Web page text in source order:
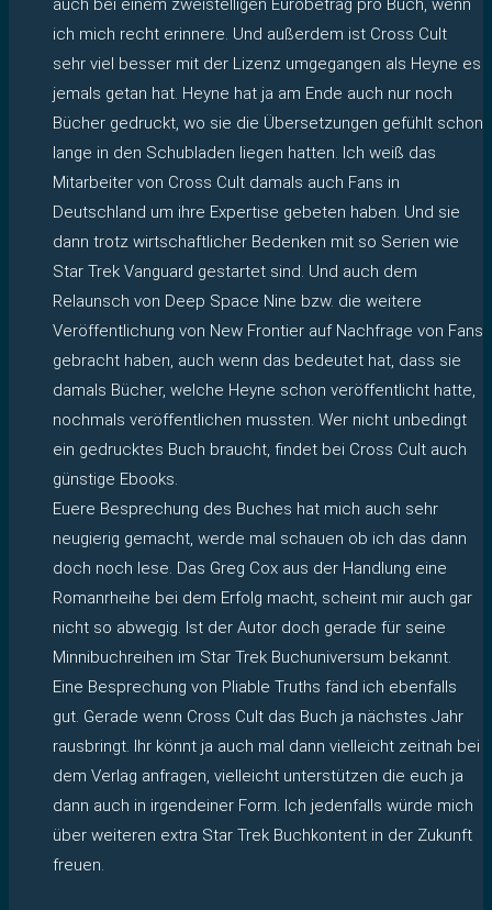
auch bei einem zweistelligen Eurobetrag pro Buch, wenn
ich mich recht erinnere. Und außerdem ist Cross Cult
sehr viel besser mit der Lizenz umgegangen als Heyne es
jemals getan hat. Heyne hat ja am Ende auch nur noch
Bücher gedruckt, wo sie die Übersetzungen gefühlt schon
lange in den Schubladen liegen hatten. Ich weiß das
Mitarbeiter von Cross Cult damals auch Fans in
Deutschland um ihre Expertise gebeten haben. Und sie
dann trotz wirtschaftlicher Bedenken mit so Serien wie
Star Trek Vanguard gestartet sind. Und auch dem
Relaunsch von Deep Space Nine bzw. die weitere
Veröffentlichung von New Frontier auf Nachfrage von Fans
gebracht haben, auch wenn das bedeutet hat, dass sie
damals Bücher, welche Heyne schon veröffentlicht hatte,
nochmals veröffentlichen mussten. Wer nicht unbedingt
ein gedrucktes Buch braucht, findet bei Cross Cult auch
günstige Ebooks.
Euere Besprechung des Buches hat mich auch sehr
neugierig gemacht, werde mal schauen ob ich das dann
doch noch lese. Das Greg Cox aus der Handlung eine
Romanrheihe bei dem Erfolg macht, scheint mir auch gar
nicht so abwegig. Ist der Autor doch gerade für seine
Minnibuchreihen im Star Trek Buchuniversum bekannt.
Eine Besprechung von Pliable Truths fänd ich ebenfalls
gut. Gerade wenn Cross Cult das Buch ja nächstes Jahr
rausbringt. Ihr könnt ja auch mal dann vielleicht zeitnah bei
dem Verlag anfragen, vielleicht unterstützen die euch ja
dann auch in irgendeiner Form. Ich jedenfalls würde mich
über weiteren extra Star Trek Buchkontent in der Zukunft
freuen.